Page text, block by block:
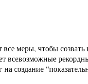
меры, чтобы
создание